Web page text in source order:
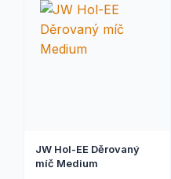
JW Hol-EE Děrovaný
míč Medium